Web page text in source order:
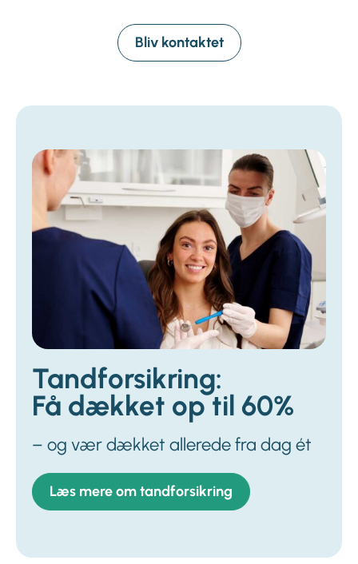
Bliv kontaktet
Tandforsikring:
Få dækket op til 60%
– og vær dækket allerede fra dag ét
Læs mere om tandforsikring